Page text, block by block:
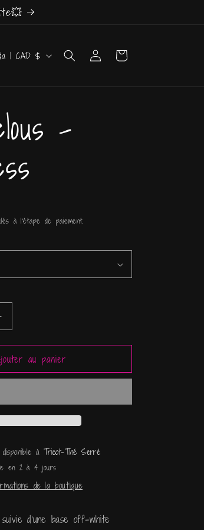
Canada | CAD $ Connexion Panier
-
à l'étape de paiement.
au panier
à Tricot-Thé Serré
en 2 à 4 jours
de la boutique
d’une base off-white